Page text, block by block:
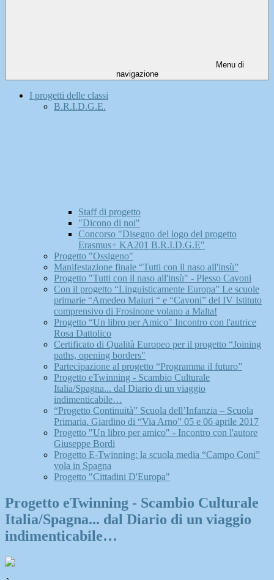
Menu di
navigazione
I progetti delle classi
B.R.I.D.G.E.
Staff di progetto
"Dicono di noi"
Concorso "Disegno del logo del progetto
Erasmus+ KA201 B.R.I.D.G.E"
Progetto "Ossigeno"
Manifestazione finale “Tutti con il naso all'insù”
Progetto "Tutti con il naso all'insù" - Plesso Cavoni
Con il progetto “Linguisticamente Europa” Le scuole
primarie “Amedeo Maiuri “ e “Cavoni” del IV Istituto
comprensivo di Frosinone volano a Malta!
Progetto “Un libro per Amico" Incontro con l'autrice
Rosa Dattolico
Certificato di Qualità Europeo per il progetto “Joining
paths, opening borders"
Partecipazione al progetto “Programma il futuro”
Progetto eTwinning - Scambio Culturale
Italia/Spagna... dal Diario di un viaggio
indimenticabile…
“Progetto Continuità” Scuola dell’Infanzia – Scuola
Primaria. Giardino di “Via Arno” 05 e 06 aprile 2017
Progetto "Un libro per amico" - Incontro con l'autore
Giuseppe Bordi
Progetto E-Twinning: la scuola media “Campo Coni”
vola in Spagna
Progetto "Cittadini D'Europa"
Progetto eTwinning - Scambio Culturale
Italia/Spagna... dal Diario di un viaggio
indimenticabile…